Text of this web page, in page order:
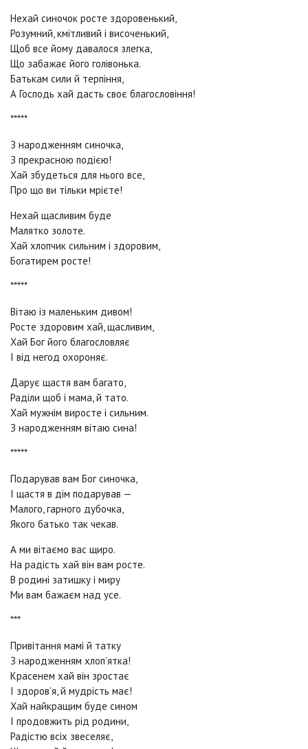
Нехай синочок росте здоровенький,
Розумний, кмітливий і височенький,
Щоб все йому давалося злегка,
Що забажає його голівонька.
Батькам сили й терпіння,
А Господь хай дасть своє благословіння!
*****
З народженням синочка,
З прекрасною подією!
Хай збудеться для нього все,
Про що ви тільки мрієте!
Нехай щасливим буде
Малятко золоте.
Хай хлопчик сильним і здоровим,
Богатирем росте!
*****
Вітаю із маленьким дивом!
Росте здоровим хай, щасливим,
Хай Бог його благословляє
І від негод охороняє.
Дарує щастя вам багато,
Раділи щоб і мама, й тато.
Хай мужнім виросте і сильним.
З народженням вітаю сина!
*****
Подарував вам Бог синочка,
І щастя в дім подарував —
Малого, гарного дубочка,
Якого батько так чекав.
А ми вітаємо вас щиро.
На радість хай він вам росте.
В родині затишку і миру
Ми вам бажаєм над усе.
***
Привітання мамі й татку
З народженням хлоп’ятка!
Красенем хай він зростає
І здоров’я, й мудрість має!
Хай найкращим буде сином
І продовжить рід родини,
Радістю всіх звеселяє,